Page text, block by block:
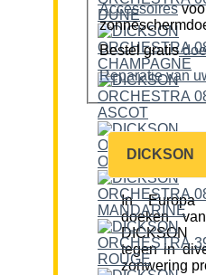
Accessoires
Bestel gratis
Reparatie van
DICKSON
In Europa
doeken
DICKSON
tegen in
zonwering